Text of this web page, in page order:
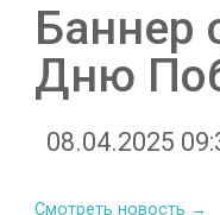
Баннер
Дню
08.04.2025
Смотреть новость →